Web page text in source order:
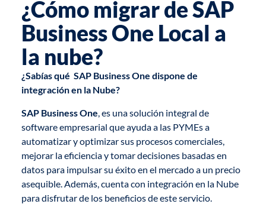
¿Cómo migrar de SAP
Business One Local a
la nube?
¿Sabías qué SAP Business One dispone de
integración en la Nube?
SAP Business One , es una solución integral de
software empresarial que ayuda a las PYMEs a
automatizar y optimizar sus procesos comerciales,
mejorar la eficiencia y tomar decisiones basadas en
datos para impulsar su éxito en el mercado a un precio
asequible. Además, cuenta con integración en la Nube
para disfrutar de los beneficios de este servicio.